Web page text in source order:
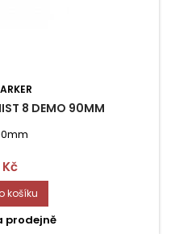
8 DEMO 90MM
košíku
prodejně